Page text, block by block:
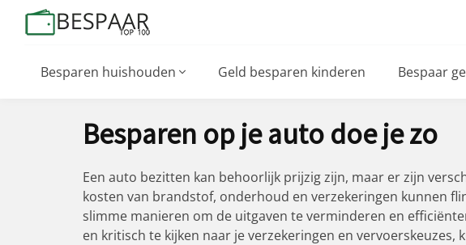
Besparen huishouden Geld besparen kinderen Bespaar
Besparen op je auto doe je zo
Een auto bezitten kan behoorlijk prijzig zijn, maar er zijn
kosten van brandstof, onderhoud en verzekeringen kunnen
slimme manieren om de uitgaven te verminderen en
en kritisch te kijken naar je verzekeringen en